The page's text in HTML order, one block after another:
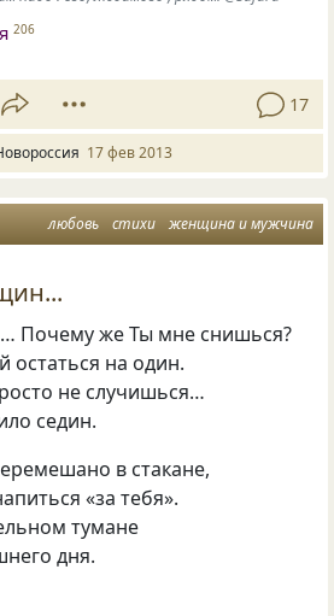
206
17
17 фев 2013
любовь стихи женщина и мужчина
Почему же Ты мне снишься?
остаться на один.
не случишься…
седин.
в стакане,
«за тебя».
тумане
дня.